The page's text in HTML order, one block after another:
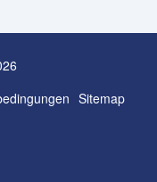
Sitemap